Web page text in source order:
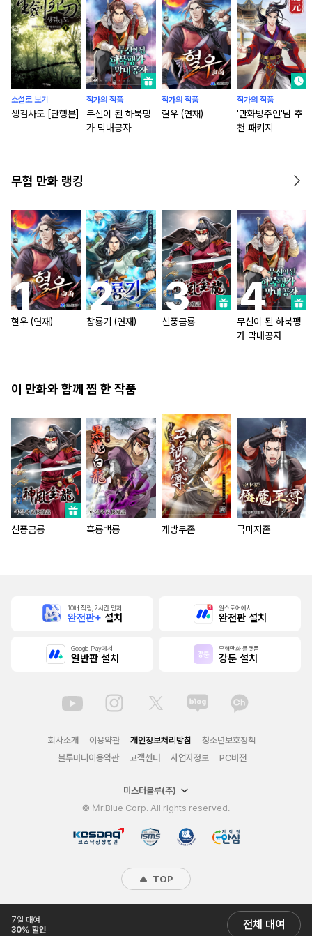
소설로 보기
생검사도 [단행본]
작가의 작품
무신이 된 하북팽
가 막내공자
작가의 작품
혈우 (연재)
작가의 작품
'만화방주인'님 추
천 패키지
무협 만화 랭킹
혈우 (연재) 창룡기 (연재) 신풍금룡
무신이 된 하북팽
가 막내공자
이 만화와 함께 찜 한 작품
신풍금룡 흑룡백룡 개방무존 극마지존
7일 대여
30% 할인
전체 대여
10배 적립, 2시간 먼저
완전판+ 설치
원스토어에서
완전판 설치
Google Play에서
일반판 설치
무협만화 플랫폼
강툰 설치
회사소개 이용약관 개인정보처리방침
청소년보호정책
블루머니이용약관
고객센터 사업자정보 PC버전
미스터블루(주)
© Mr.Blue Corp. All rights reserved.
TOP